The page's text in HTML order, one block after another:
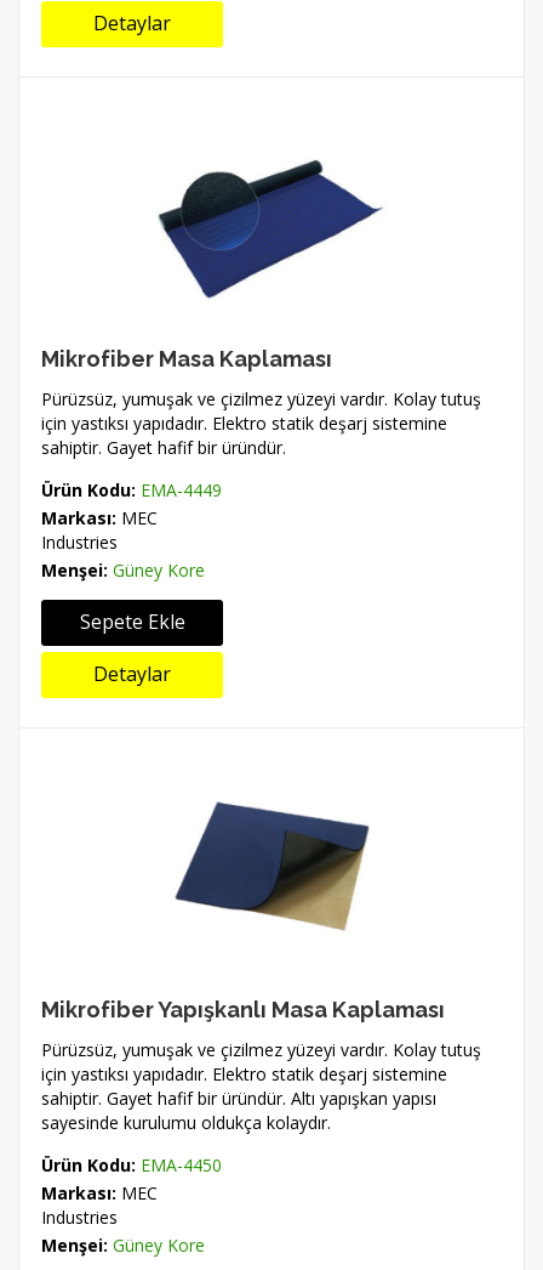
Detaylar
Mikrofiber Masa Kaplaması
Pürüzsüz, yumuşak ve çizilmez yüzeyi vardır. Kolay tutuş
için yastıksı yapıdadır. Elektro statik deşarj sistemine
sahiptir. Gayet hafif bir üründür.
Ürün Kodu: EMA-4449
Markası: MEC
Industries
Menşei: Güney Kore
Sepete Ekle
Detaylar
Mikrofiber Yapışkanlı Masa Kaplaması
Pürüzsüz, yumuşak ve çizilmez yüzeyi vardır. Kolay tutuş
için yastıksı yapıdadır. Elektro statik deşarj sistemine
sahiptir. Gayet hafif bir üründür. Altı yapışkan yapısı
sayesinde kurulumu oldukça kolaydır.
Ürün Kodu: EMA-4450
Markası: MEC
Industries
Menşei: Güney Kore